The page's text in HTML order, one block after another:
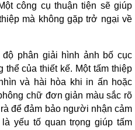
công cụ thuận tiện sẽ giúp
mà không gặp trở ngại về
phân giải hình ảnh bố cục
của thiết kế. Một tấm thiệp
và hài hòa khi in ấn hoặc
chữ đơn giản màu sắc rõ
để đảm bảo người nhận cảm
yếu tố quan trọng giúp tấm